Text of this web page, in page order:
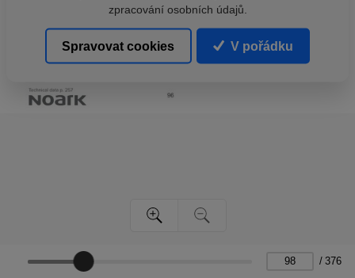
/ 376
zpracování osobních údajů.
Spravovat cookies V pořádku